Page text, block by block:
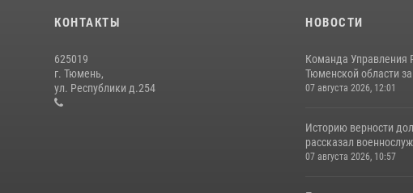
КОНТАКТЫ
625019
г. Тюмень,
ул. Республики д.254
НОВОСТИ
Команда Управления
Тюменской области
07 августа 2026, 12:01
Историю верности
рассказал
07 августа 2026, 10:57